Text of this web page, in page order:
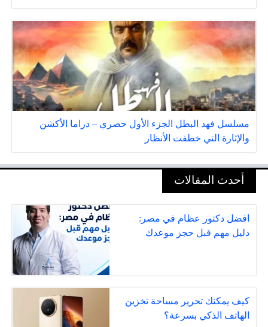
مسلسل فهد البطل الجزء الأول حصري – دراما الأكشن
والإثارة التي خطفت الأنظار
أحدث المقالات
افضل دكتور عظام في مصر:
دليل مهم قبل حجز موعدك
كيف يمكنك تحرير مساحة تخزين
الهاتف الذكي بسرعة؟